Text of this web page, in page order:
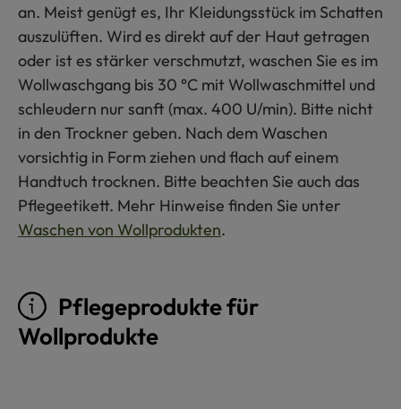
an. Meist genügt es, Ihr Kleidungsstück im Schatten
auszulüften. Wird es direkt auf der Haut getragen
oder ist es stärker verschmutzt, waschen Sie es im
Wollwaschgang bis 30 °C mit Wollwaschmittel und
schleudern nur sanft (max. 400 U/min). Bitte nicht
in den Trockner geben. Nach dem Waschen
vorsichtig in Form ziehen und flach auf einem
Handtuch trocknen. Bitte beachten Sie auch das
Pflegeetikett. Mehr Hinweise finden Sie unter
Waschen von Wollprodukten.
Pflegeprodukte für
Wollprodukte